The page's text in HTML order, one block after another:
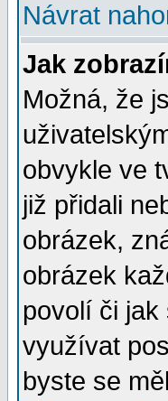
Návrat
Jak
Možná, že
obvykle ve
již přidali
obrázek,
obrázek
povolí či
využívat
byste se